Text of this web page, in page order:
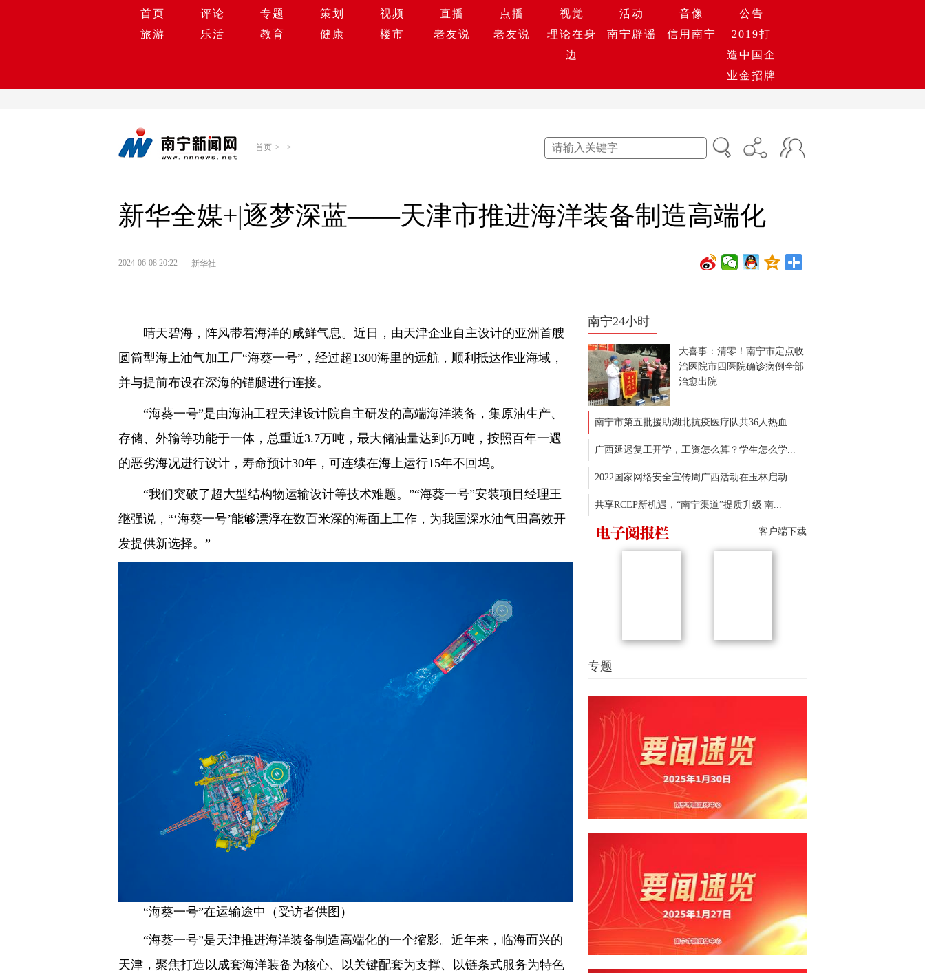
首页 评论 专题 策划 视频 直播 点播 视觉 活动 音像
公告
旅游
乐活 教育 健康 楼市 老友说 老友说
理论在身
边
南宁辟谣 信用南宁
2019打
造中国企
业金招牌
首页 > >
新华全媒+|逐梦深蓝——天津市推进海洋装备制造高端化
2024-06-08 20:22 新华社
晴天碧海，阵风带着海洋的咸鲜气息。近日，由天津企业自主设计的亚洲首艘
圆筒型海上油气加工厂“海葵一号”，经过超1300海里的远航，顺利抵达作业海域，
并与提前布设在深海的锚腿进行连接。
“海葵一号”是由海油工程天津设计院自主研发的高端海洋装备，集原油生产、
存储、外输等功能于一体，总重近3.7万吨，最大储油量达到6万吨，按照百年一遇
的恶劣海况进行设计，寿命预计30年，可连续在海上运行15年不回坞。
“我们突破了超大型结构物运输设计等技术难题。”“海葵一号”安装项目经理王
继强说，“‘海葵一号’能够漂浮在数百米深的海面上工作，为我国深水油气田高效开
发提供新选择。”
“海葵一号”在运输途中（受访者供图）
“海葵一号”是天津推进海洋装备制造高端化的一个缩影。近年来，临海而兴的
天津，聚焦打造以成套海洋装备为核心、以关键配套为支撑、以链条式服务为特色
南宁24小时
大喜事：清零！南宁市定点收
治医院市四医院确诊病例全部
治愈出院
南宁市第五批援助湖北抗疫医疗队共36人热血...
广西延迟复工开学，工资怎么算？学生怎么学...
2022国家网络安全宣传周广西活动在玉林启动
共享RCEP新机遇，“南宁渠道”提质升级|南...
客户端下载
专题